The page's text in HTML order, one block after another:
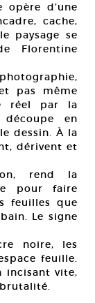
opère d’une
cache,
paysage se
Florentine
pas même
réel par la
en
dessin. À la
dérivent et
rend la
pour faire
feuilles que
Le signe
noire, les
feuille.
incisant vite,